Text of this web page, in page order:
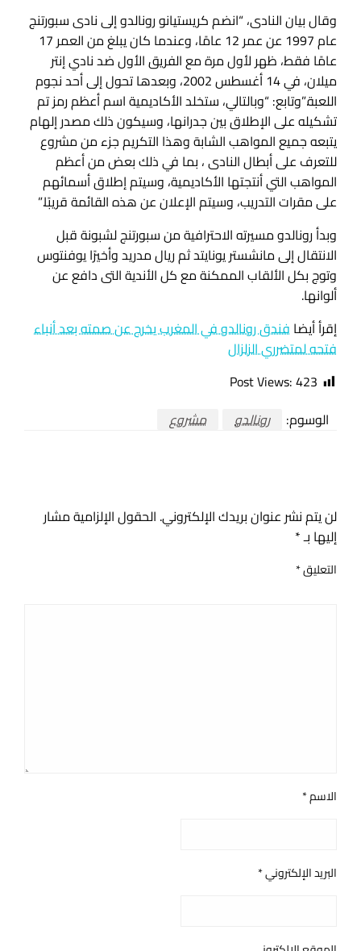
وقال بيان النادى، “انضم كريستيانو رونالدو إلى نادى سبورتنج
عام 1997 عن عمر 12 عامًا، وعندما كان يبلغ من العمر 17
عامًا فقط، ظهر لأول مرة مع الفريق الأول ضد نادي إنتر
ميلان، في 14 أغسطس 2002، وبعدها تحول إلى أحد نجوم
اللعبة.”وتابع: “وبالتالي، ستخلد الأكاديمية اسم أعظم رمز تم
تشكيله على الإطلاق بين جدرانها، وسيكون ذلك مصدر إلهام
يتبعه جميع المواهب الشابة وهذا التكريم جزء من مشروع
للتعرف على أبطال النادى ، بما في ذلك بعض من أعظم
المواهب التي أنتجتها الأكاديمية، وسيتم إطلاق أسمائهم
على مقرات التدريب، وسيتم الإعلان عن هذه القائمة قريبًا.”
وبدأ رونالدو مسيرته الاحترافية من سبورتنج لشبونة قبل
الانتقال إلى مانشستر يونايتد ثم ريال مدريد وأخيرًا يوفنتوس
وتوج بكل الألقاب الممكنة مع كل الأندية التى دافع عن
ألوانها.
إقرأ أيضا فندق رونالدو في المغرب يخرج عن صمته بعد أنباء
فتحه لمتضرري الزلزال
Post Views:423
الوسوم:
رونالدو مشروع
لن يتم نشر عنوان بريدك الإلكتروني. الحقول الإلزامية مشار
إليها بـ*
التعليق*
الاسم*
البريد الإلكتروني*